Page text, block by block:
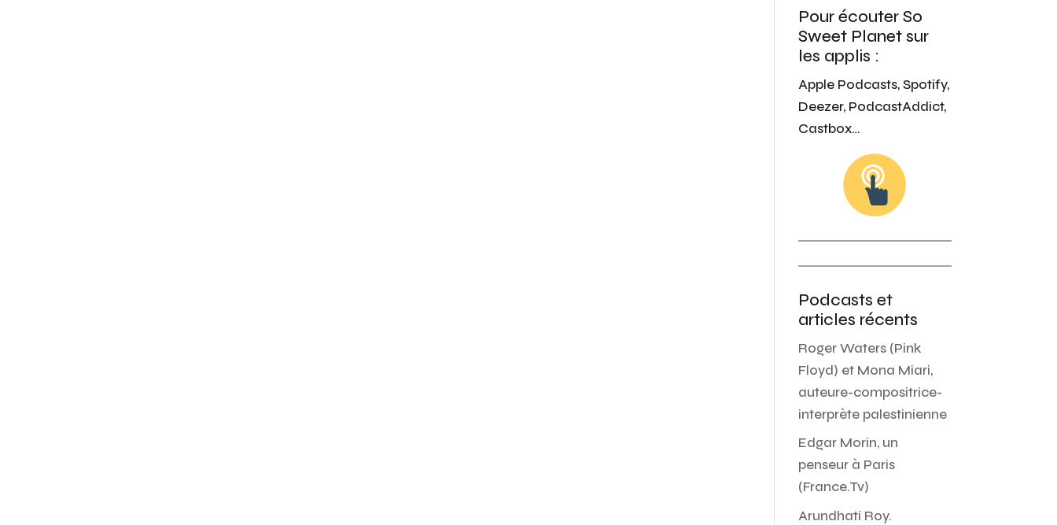
Pour écouter So
Sweet Planet sur
les applis :
Apple Podcasts, Spotify,
Deezer, PodcastAddict,
Castbox…
Podcasts et
articles récents
Roger Waters (Pink
Floyd) et Mona Miari,
auteure-compositrice-
interprète palestinienne
Edgar Morin, un
penseur à Paris
(France.Tv)
Arundhati Roy.